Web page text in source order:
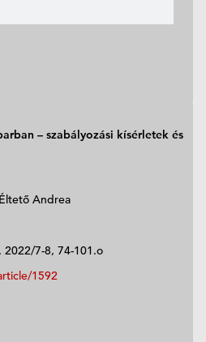
– szabályozási kísérletek és
Andrea
2022/7-8, 74-101.o
1592